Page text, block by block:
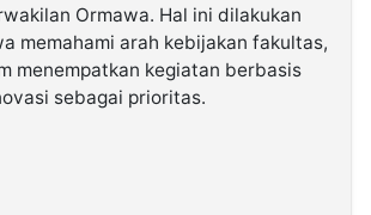
Ormawa. Hal ini dilakukan
memahami arah kebijakan fakultas,
menempatkan kegiatan berbasis
sebagai prioritas.